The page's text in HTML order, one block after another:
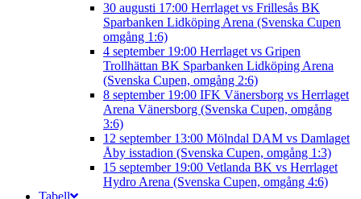
30 augusti 17:00 Herrlaget vs Frillesås BK
Sparbanken Lidköping Arena (Svenska Cupen
omgång 1:6)
4 september 19:00 Herrlaget vs Gripen
Trollhättan BK Sparbanken Lidköping Arena
(Svenska Cupen, omgång 2:6)
8 september 19:00 IFK Vänersborg vs Herrlaget
Arena Vänersborg (Svenska Cupen, omgång
3:6)
12 september 13:00 Mölndal DAM vs Damlaget
Åby isstadion (Svenska Cupen, omgång 1:3)
15 september 19:00 Vetlanda BK vs Herrlaget
Hydro Arena (Svenska Cupen, omgång 4:6)